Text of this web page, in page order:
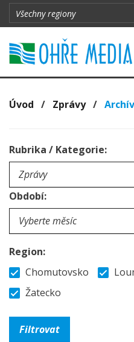
Úvod / Zprávy/ Archív
Rubrika / Kategorie:
Období:
Region:
Chomutovsko
Žatecko